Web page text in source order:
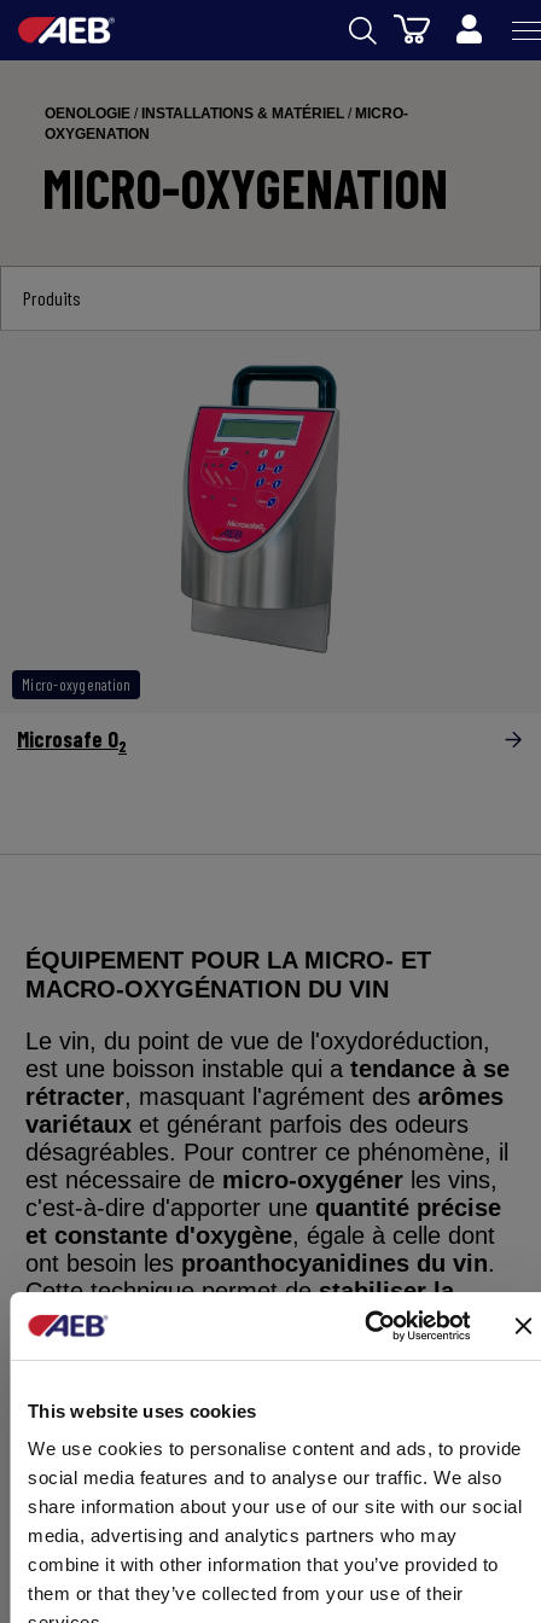
This website uses cookies
We use cookies to personalise content and ads, to provide
social media features and to analyse our traffic. We also
share information about your use of our site with our social
media, advertising and analytics partners who may
combine it with other information that you’ve provided to
them or that they’ve collected from your use of their
OENOLOGIE
BIERE
SPIRITS
Panier
OENOLOGIE / INSTALLATIONS & MATÉRIEL / MICRO-
OXYGENATION
MICRO-OXYGENATION
Produits
Micro-oxygenation
Microsafe O2
ÉQUIPEMENT POUR LA MICRO- ET
MACRO-OXYGÉNATION DU VIN
Le vin, du point de vue de l'oxydoréduction,
est une boisson instable qui a tendance à se
rétracter, masquant l'agrément des arômes
variétaux et générant parfois des odeurs
désagréables. Pour contrer ce phénomène, il
est nécessaire de micro-oxygéner les vins,
c'est-à-dire d'apporter une quantité précise
et constante d'oxygène, égale à celle dont
ont besoin les proanthocyanidines du vin.
Cette technique permet destabiliser la
couleur
adoucir la dureté des tanins
en les assouplissant. En ce qui concerne la
dans les premières phases de la vinification
du pied de cuvéet favorise le processus
de fermentation .
C'est à la lumière de cetteévaluation
minutieuse que l'AEB a mis au point
Microsafe O2 , unéquipementde pointe